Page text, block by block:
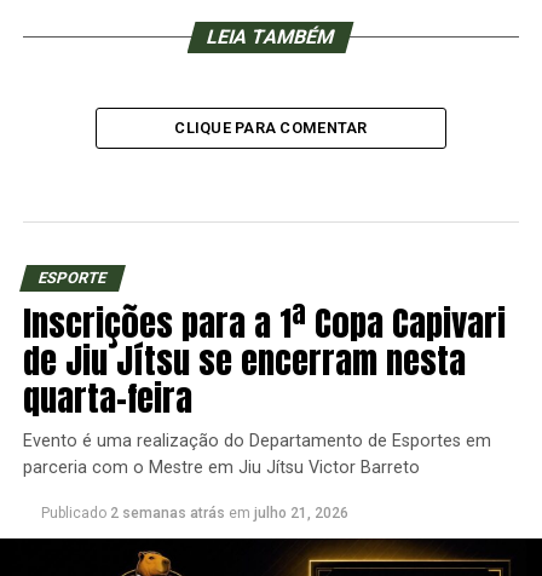
LEIA TAMBÉM
CLIQUE PARA COMENTAR
ESPORTE
Inscrições para a 1ª Copa Capivari
de Jiu Jítsu se encerram nesta
quarta-feira
Evento é uma realização do Departamento de Esportes em
parceria com o Mestre em Jiu Jítsu Victor Barreto
Publicado 2 semanas atrás em julho 21, 2026